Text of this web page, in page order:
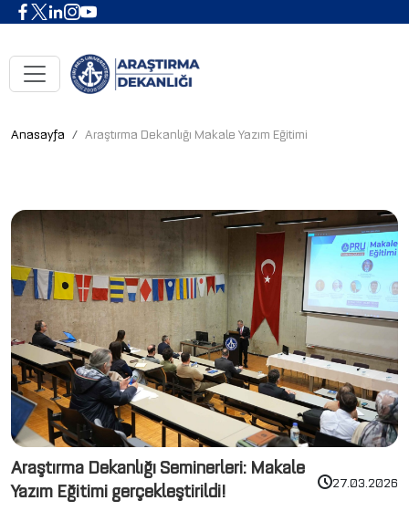
Anasayfa Araştırma Dekanlığı Makale Yazım Eğitimi
Araştırma Dekanlığı Seminerleri: Makale
Yazım Eğitimi gerçekleştirildi!
27.03.2026